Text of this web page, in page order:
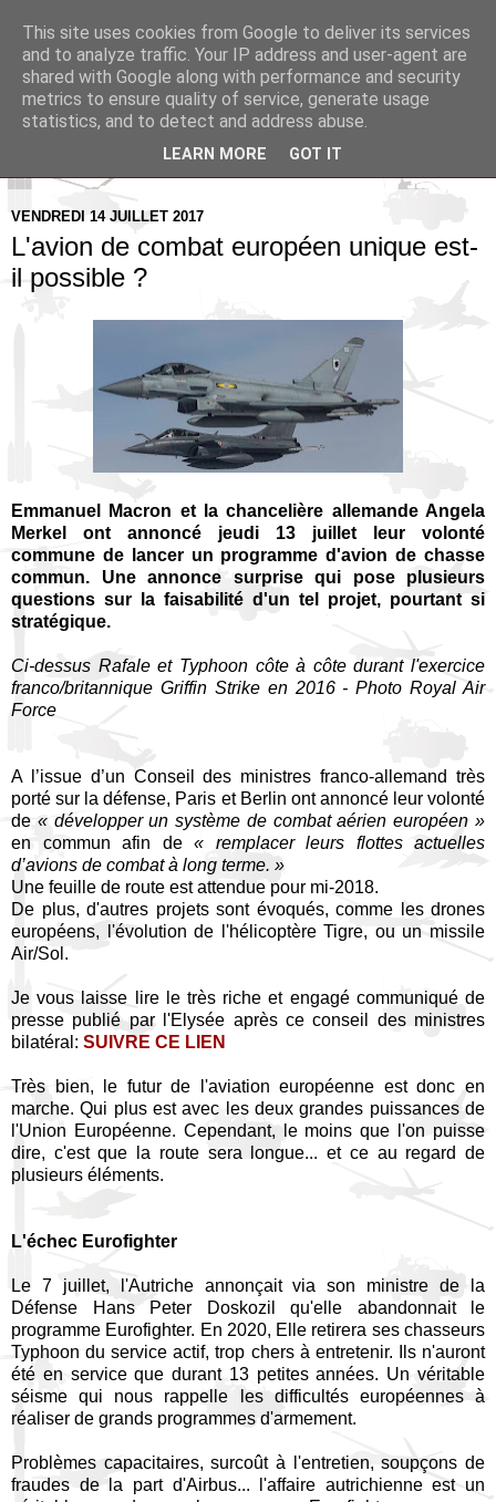
Pax Aquitania
Blog d'actualité et d'analyse stratégique
VENDREDI 14 JUILLET 2017
L'avion de combat européen unique est-
il possible ?
Emmanuel Macron et la chancelière allemande Angela
Merkel ont annoncé jeudi 13 juillet leur volonté
commune de lancer un programme d'avion de chasse
commun. Une annonce surprise qui pose plusieurs
questions sur la faisabilité d'un tel projet, pourtant si
stratégique.
Ci-dessus Rafale et Typhoon côte à côte durant l'exercice
franco/britannique Griffin Strike en 2016 - Photo Royal Air
Force
A l’issue d’un Conseil des ministres franco-allemand très
porté sur la défense, Paris et Berlin ont annoncé leur volonté
de « développer un système de combat aérien européen »
en commun afin de « remplacer leurs flottes actuelles
d’avions de combat à long terme. »
Une feuille de route est attendue pour mi-2018.
De plus, d'autres projets sont évoqués, comme les drones
européens, l'évolution de l'hélicoptère Tigre, ou un missile
Air/Sol.
Je vous laisse lire le très riche et engagé communiqué de
presse publié par l'Elysée après ce conseil des ministres
bilatéral: SUIVRE CE LIEN
Très bien, le futur de l'aviation européenne est donc en
marche. Qui plus est avec les deux grandes puissances de
l'Union Européenne. Cependant, le moins que l'on puisse
dire, c'est que la route sera longue... et ce au regard de
plusieurs éléments.
L'échec Eurofighter
Le 7 juillet, l'Autriche annonçait via son ministre de la
Défense Hans Peter Doskozil qu'elle abandonnait le
programme Eurofighter. En 2020, Elle retirera ses chasseurs
Typhoon du service actif, trop chers à entretenir. Ils n'auront
été en service que durant 13 petites années. Un véritable
séisme qui nous rappelle les difficultés européennes à
réaliser de grands programmes d'armement.
Problèmes capacitaires, surcoût à l'entretien, soupçons de
fraudes de la part d'Airbus... l'affaire autrichienne est un
This site uses cookies from Google to deliver its services
and to analyze traffic. Your IP address and user-agent are
shared with Google along with performance and security
metrics to ensure quality of service, generate usage
statistics, and to detect and address abuse.
LEARN MORE GOT IT